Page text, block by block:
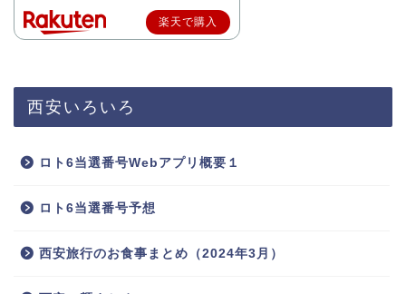
楽天で購入
西安いろいろ
ロト6当選番号Webアプリ概要１
ロト6当選番号予想
西安旅行のお食事まとめ（2024年3月）